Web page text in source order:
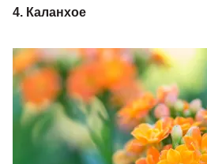
4. Каланхое